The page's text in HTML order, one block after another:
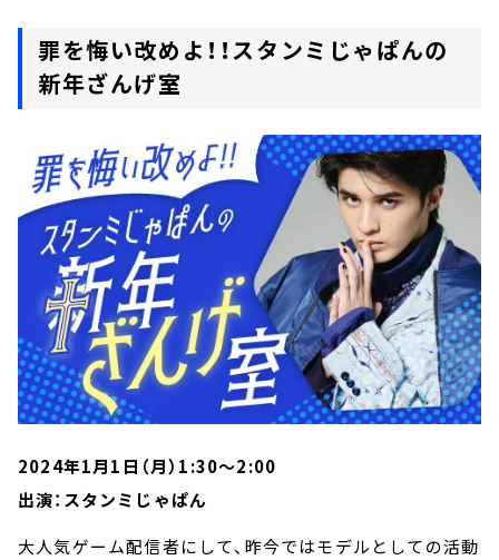
罪を悔い改めよ！！スタンミじゃぱんの
新年ざんげ室
2024年1月1日（月）1:30～2:00
出演：スタンミじゃぱん
大人気ゲーム配信者にして、昨今ではモデルとしての活動